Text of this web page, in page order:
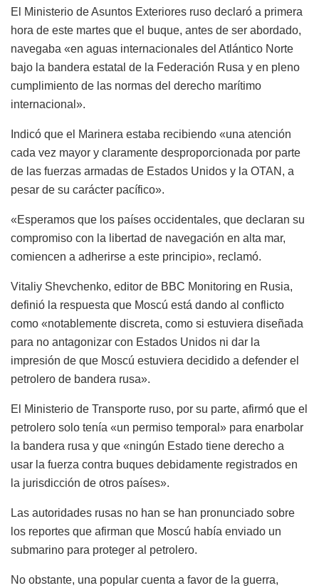
El Ministerio de Asuntos Exteriores ruso declaró a primera
hora de este martes que el buque, antes de ser abordado,
navegaba «en aguas internacionales del Atlántico Norte
bajo la bandera estatal de la Federación Rusa y en pleno
cumplimiento de las normas del derecho marítimo
internacional».
Indicó que el Marinera estaba recibiendo «una atención
cada vez mayor y claramente desproporcionada por parte
de las fuerzas armadas de Estados Unidos y la OTAN, a
pesar de su carácter pacífico».
«Esperamos que los países occidentales, que declaran su
compromiso con la libertad de navegación en alta mar,
comiencen a adherirse a este principio», reclamó.
Vitaliy Shevchenko, editor de BBC Monitoring en Rusia,
definió la respuesta que Moscú está dando al conflicto
como «notablemente discreta, como si estuviera diseñada
para no antagonizar con Estados Unidos ni dar la
impresión de que Moscú estuviera decidido a defender el
petrolero de bandera rusa».
El Ministerio de Transporte ruso, por su parte, afirmó que el
petrolero solo tenía «un permiso temporal» para enarbolar
la bandera rusa y que «ningún Estado tiene derecho a
usar la fuerza contra buques debidamente registrados en
la jurisdicción de otros países».
Las autoridades rusas no han se han pronunciado sobre
los reportes que afirman que Moscú había enviado un
submarino para proteger al petrolero.
No obstante, una popular cuenta a favor de la guerra,